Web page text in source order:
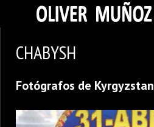
FOTOGRAFIAS
CONTACTO
CHABYSH
Fotógrafos de Kyrgyzstan